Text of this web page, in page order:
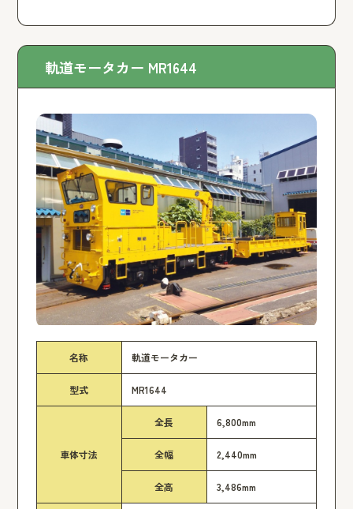
軌道モータカー MR1644
名称 軌道モータカー
型式 MR1644
車体寸法
全長 6,800mm
全幅 2,440mm
全高 3,486mm